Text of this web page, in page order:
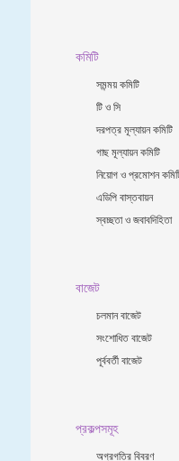
কমিটি
সমন্ময় কমিটি
টি ও সি
দরপত্র মূল্যায়ন কমিটি
গাছ মূল্যায়ন কমিটি
নিয়োগ ও প্রমোশন
এডিপি বাস্তবায়ন
স্বচ্ছতা ও জবাবদিহিতা
বাজেট
চলমান বাজেট
সংশোধিত বাজেট
পূর্ববর্তী বাজেট
প্রকল্পসমূহ
অগ্রগতির বিবরণ